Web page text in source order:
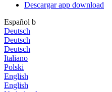
Descargar app download
Español b
Deutsch
Deutsch
Deutsch
Italiano
Polski
English
English